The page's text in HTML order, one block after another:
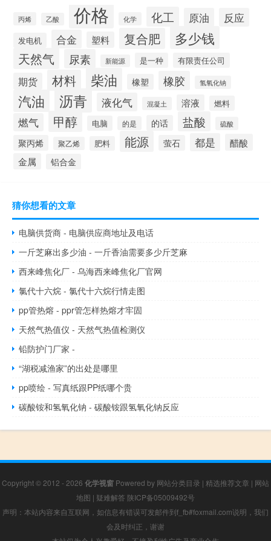
丙烯 乙酸 价格 化学 化工 原油 反应
发电机 合金 塑料 复合肥 多少钱
天然气 尿素 新能源 是一种 有限责任公司
期货 材料 柴油 橡塑 橡胶 氢氧化钠
汽油 沥青 液化气 混凝土 溶液 燃料
燃气 甲醇 电脑 的是 的话 盐酸 硫酸
聚丙烯 聚乙烯 肥料 能源 萤石 都是 醋酸
金属 铝合金
猜你想看的文章
电脑供货商 - 电脑供应商地址及电话
一斤芝麻出多少油 - 一斤香油需要多少斤芝麻
西来峰焦化厂 - 乌海西来峰焦化厂官网
氯代十六烷 - 氯代十六烷行情走图
pp管热熔 - ppr管怎样热熔才牢固
天然气热值仪 - 天然气热值检测仪
铅防护门厂家 -
“湖税减渔家”的出处是哪里
pp喷绘 - 写真纸跟PP纸哪个贵
碳酸铵和氢氧化钠 - 碳酸铵跟氢氧化钠反应
Copyright © 2012 - 2026 化学视窗 Powered by 网站分类目录 | 精选推荐文章 | 网站
地图 | 疑难解答 陕ICP备05009492号
声明：本站内容来自互联网，如信息有错误可发邮件到f_fb#foxmail.com说明，我们
会及时纠正，谢谢